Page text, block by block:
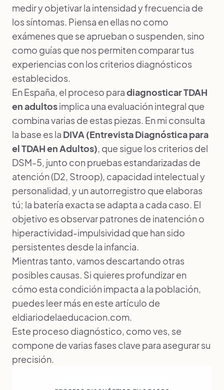
medir y objetivar la intensidad y frecuencia de
los síntomas. Piensa en ellas no como
exámenes que se aprueban o suspenden, sino
como guías que nos permiten comparar tus
experiencias con los criterios diagnósticos
establecidos.
En España, el proceso paradiagnosticar TDAH
en adultosimplica una evaluación integral que
combina varias de estas piezas. En mi consulta
la base es la DIVA (Entrevista Diagnóstica para
el TDAH en Adultos), que sigue los criterios del
DSM-5, junto con pruebas estandarizadas de
atención (D2, Stroop), capacidad intelectual y
personalidad, y un autorregistro que elaboras
tú; la batería exacta se adapta a cada caso. El
objetivo es observar patrones de inatención o
hiperactividad-impulsividad que han sido
persistentes desde la infancia.
Mientras tanto, vamos descartando otras
posibles causas. Si quieres profundizar en
cómo esta condición impacta a la población,
puedes leer más en este artículo de
eldiariodelaeducacion.com.
Este proceso diagnóstico, como ves, se
compone de varias fases clave para asegurar su
precisión.